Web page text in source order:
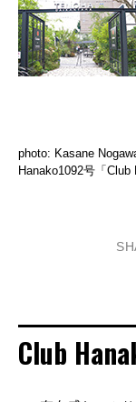
photo: Kasane
Hanako1092号「Club
Club